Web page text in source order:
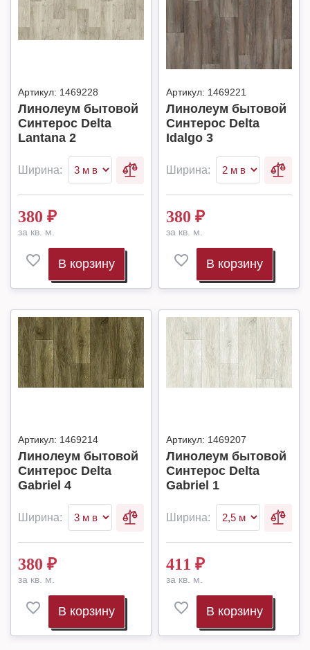
Артикул: 1469228
Линолеум бытовой
Синтерос Delta
Lantana 2
Ширина:
380 ₽
за кв. м.
В корзину
Артикул: 1469221
Линолеум бытовой
Синтерос Delta
Idalgo 3
Ширина:
380 ₽
за кв. м.
В корзину
Артикул: 1469214
Линолеум бытовой
Синтерос Delta
Gabriel 4
Ширина:
380 ₽
за кв. м.
В корзину
Артикул: 1469207
Линолеум бытовой
Синтерос Delta
Gabriel 1
Ширина:
411 ₽
за кв. м.
В корзину